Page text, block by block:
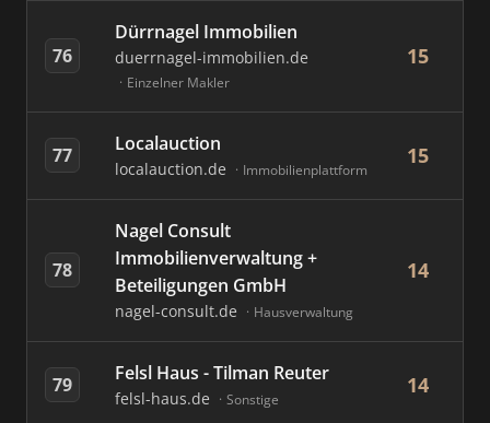
76
Dürrnagel Immobilien
duerrnagel-immobilien.de
Einzelner Makler
15
77 Localauction
localauction.de Immobilienplattform
15
78
Nagel Consult
Immobilienverwaltung +
Beteiligungen GmbH
nagel-consult.de Hausverwaltung
14
79 Felsl Haus - Tilman Reuter
felsl-haus.de Sonstige
14